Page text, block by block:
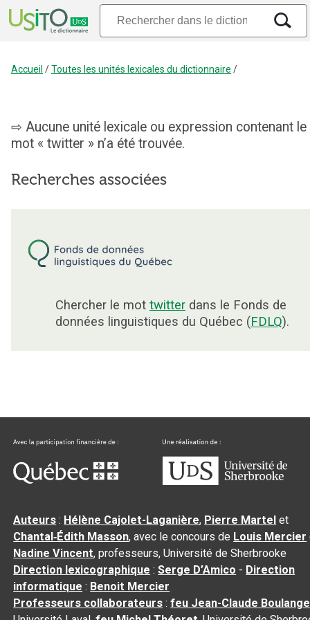
Accueil /Toutes les unités lexicales du dictionnaire /
Aucune unité lexicale ou expression contenant le
mot « twitter » n’a été trouvée.
Recherches associées
Chercher le mot twitter dans le Fonds de
données linguistiques du Québec (FDLQ).
Auteurs : Hélène Cajolet-Laganière, Pierre Martel et
Chantal‑Édith Masson, avec le concours de Louis Mercier
Nadine Vincent, professeurs, Université de Sherbrooke
Direction lexicographique :Serge D’Amico - Direction
informatique : Benoit Mercier
Professeurs collaborateurs :feu Jean-Claude